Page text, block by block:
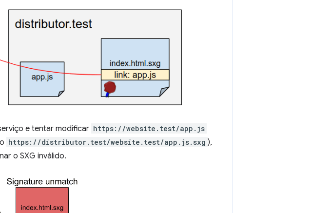
e tentar modificar https://website.test/app.js
https://distributor.test/website.test/app.js.sxg ),
o SXG inválido.